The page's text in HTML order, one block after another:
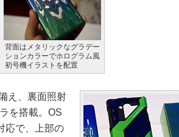
背面はメタリックなグラデー
ションカラーでホログラム風
初号機イラストを配置
え、裏面照射
を搭載。OS
応で、上部の